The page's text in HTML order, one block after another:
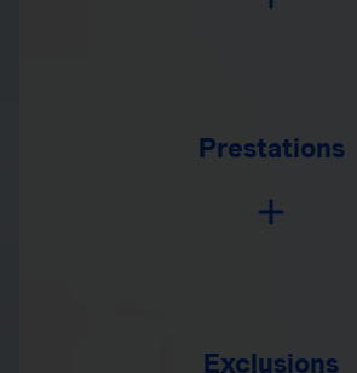
Prestations
Exclusions